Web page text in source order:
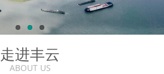
走进丰云
ABOUT US